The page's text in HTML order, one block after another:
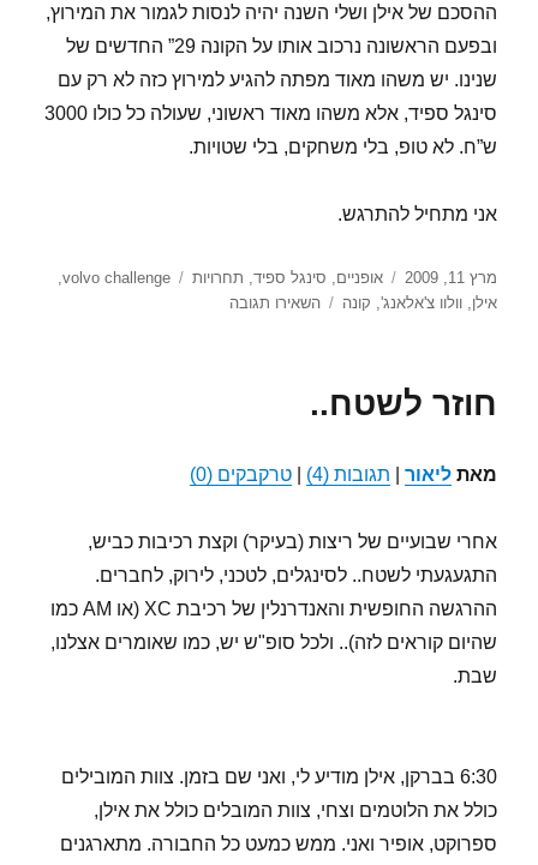
ההסכם של אילן ושלי השנה יהיה לנסות לגמור את המירוץ,
ובפעם הראשונה נרכוב אותו על הקונה 29” החדשים של
שנינו. יש משהו מאוד מפתה להגיע למירוץ כזה לא רק עם
סינגל ספיד, אלא משהו מאוד ראשוני, שעולה כל כולו 3000
ש”ח. לא טופ, בלי משחקים, בלי שטויות.
אני מתחיל להתרגש.
פורסם
בתאריך
מרץ 11, 2009 קטגוריות
אופניים סינגל ספיד תחרויות תגיות
volvo challenge
אילן ,וולוו צ'אלאנג' קונה השאירו תגובה
חוזר לשטח..
מאתליאור תגובות (4) |טרקבקים (0)
אחרי שבועיים של ריצות (בעיקר) וקצת רכיבות כביש,
התגעגעתי לשטח.. לסינגלים, לטכני, לירוק, לחברים.
ההרגשה החופשית והאנדרנלין של רכיבת XC (או AM כמו
שהיום קוראים לזה).. ולכל סופ"ש יש, כמו שאומרים אצלנו,
שבת.
6:30 בברקן, אילן מודיע לי, ואני שם בזמן. צוות המובילים
כולל את הלוטמים וצחי, צוות המובלים כולל את אילן,
ספרוקט, אופיר ואני. ממש כמעט כל החבורה. מתארגנים